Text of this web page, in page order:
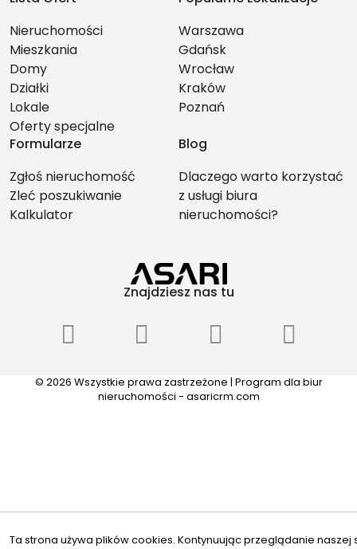
Nieruchomości
Mieszkania
Domy
Działki
Lokale
Oferty specjalne
Warszawa
Gdańsk
Wrocław
Kraków
Poznań
Formularze
Zgłoś nieruchomość
Zleć poszukiwanie
Kalkulator
Blog
Dlaczego warto korzystać
z usługi biura
nieruchomości?
Znajdziesz nas tu
© 2026 Wszystkie prawa zastrzeżone | Program dla biur
nieruchomości - asaricrm.com
Ta strona używa plików cookies. Kontynuując przeglądanie naszej